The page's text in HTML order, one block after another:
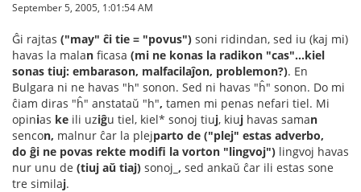
September 5, 2005, 1:01:54 AM
Ĝi rajtas ("may" ĉi tie = "povus") soni ridindan, sed iu (kaj mi)
havas la malan ficasa (mi ne konas la radikon "cas"...kiel
sonas tiuj: embarason, malfacilaĵon, problemon?). En
Bulgara ni ne havas "h" sonon. Sed ni havas "ĥ" sonon. Do mi
ĉiam diras "ĥ" anstataŭ "h", tamen mi penas nefari tiel. Mi
opinias ke ili uziĝu tiel, kiel* sonoj tiuj, kiuj havas saman
sencon, malnur ĉar la plejparto de ("plej" estas adverbo,
do ĝi ne povas rekte modifi la vorton "lingvoj") lingvoj havas
nur unu de (tiuj aŭ tiaj) sonoj _, sed ankaŭ ĉar ili estas sone
tre similaj.